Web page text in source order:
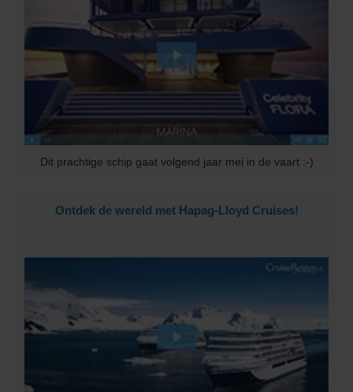
Dit prachtige schip gaat volgend jaar mei in de vaart :-)
Ontdek de wereld met Hapag-Lloyd Cruises!